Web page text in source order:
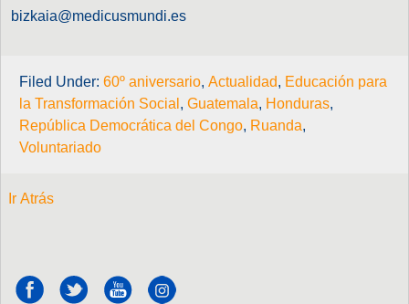
bizkaia@medicusmundi.es
Filed Under: 60º aniversario, Actualidad, Educación para
la Transformación Social , Guatemala, Honduras,
República Democrática del Congo, Ruanda,
Voluntariado
Ir Atrás